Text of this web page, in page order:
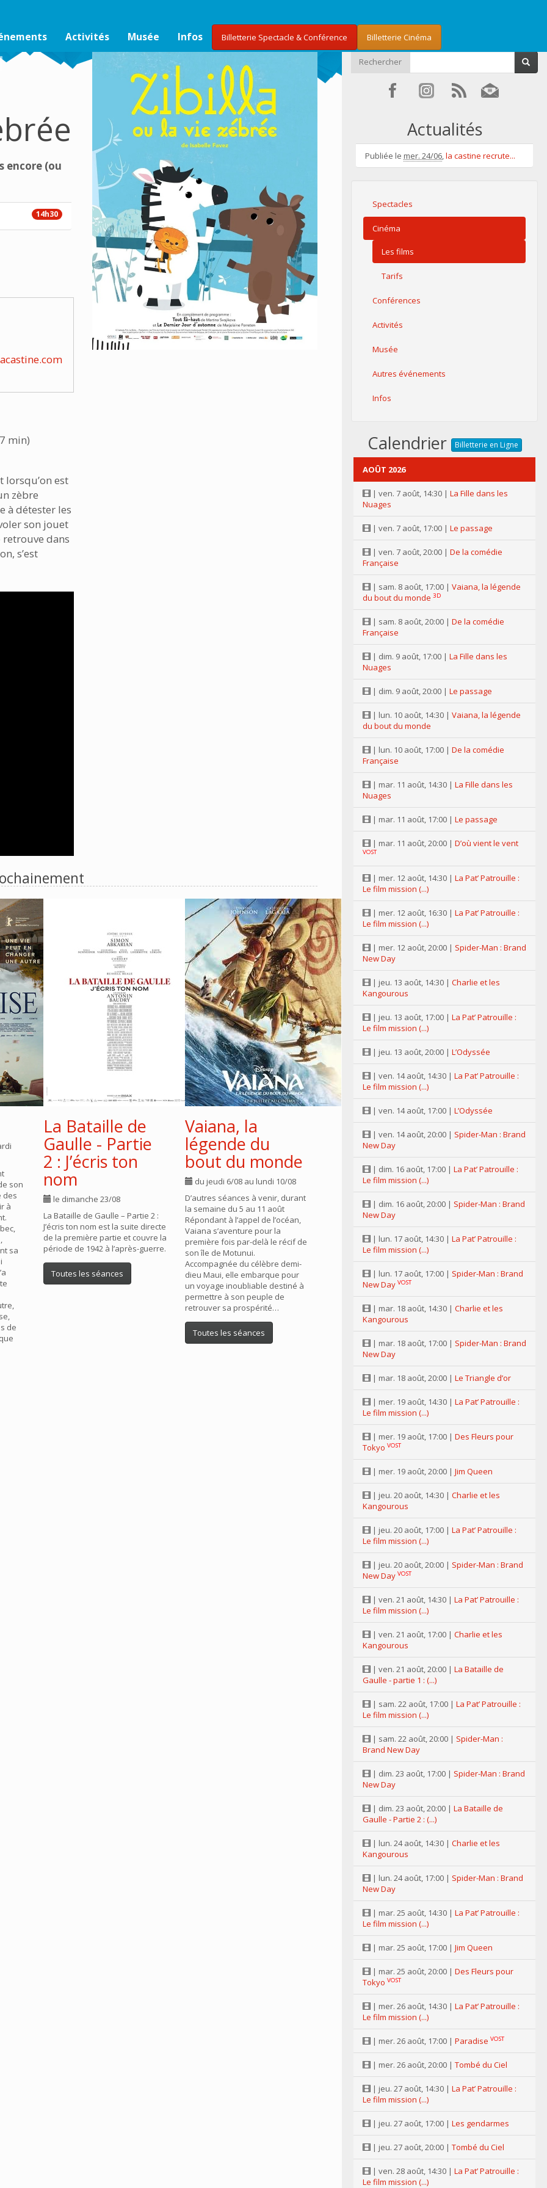
Activités Musée Infos Billetterie Spectacle & Conférence Billetterie Cinéma
encore (ou
14h30
min)
lorsqu’on est
zèbre
à détester les
son jouet
dans
s’est
son
des
à
sa
de
La Bataille de
Gaulle - Partie
2 : J’écris ton
nom
le dimanche 23/08
La Bataille de Gaulle – Partie 2 :
J’écris ton nom est la suite directe
de la première partie et couvre la
période de 1942 à l’après-guerre.
Toutes les séances
Vaiana, la
légende du
bout du monde
du jeudi 6/08 au lundi 10/08
D’autres séances à venir, durant
la semaine du 5 au 11 août
Répondant à l’appel de l’océan,
Vaiana s’aventure pour la
première fois par-delà le récif de
son île de Motunui.
Accompagnée du célèbre demi-
dieu Maui, elle embarque pour
un voyage inoubliable destiné à
permettre à son peuple de
retrouver sa prospérité…
Toutes les séances
Rechercher
Actualités
Publiée le mer. 24/06,la castine recrute...
Spectacles
Cinéma
Les films
Tarifs
Conférences
Activités
Musée
Autres événements
Infos
Calendrier Billetterie en Ligne
AOÛT 2026
| ven. 7 août, 14:30 | La Fille dans les
Nuages
| ven. 7 août, 17:00 | Le passage
| ven. 7 août, 20:00 | De la comédie
Française
| sam. 8 août, 17:00 | Vaiana, la légende
du bout du monde 3D
| sam. 8 août, 20:00 | De la comédie
Française
| dim. 9 août, 17:00 | La Fille dans les
Nuages
| dim. 9 août, 20:00 | Le passage
| lun. 10 août, 14:30 | Vaiana, la légende
du bout du monde
| lun. 10 août, 17:00 | De la comédie
Française
| mar. 11 août, 14:30 | La Fille dans les
Nuages
| mar. 11 août, 17:00 | Le passage
| mar. 11 août, 20:00 | D’où vient le vent
VOST
| mer. 12 août, 14:30 | La Pat’ Patrouille :
Le film mission (...)
| mer. 12 août, 16:30 | La Pat’ Patrouille :
Le film mission (...)
| mer. 12 août, 20:00 | Spider-Man : Brand
New Day
| jeu. 13 août, 14:30 | Charlie et les
Kangourous
| jeu. 13 août, 17:00 | La Pat’ Patrouille :
Le film mission (...)
| jeu. 13 août, 20:00 | L’Odyssée
| ven. 14 août, 14:30 | La Pat’ Patrouille :
Le film mission (...)
| ven. 14 août, 17:00 | L’Odyssée
| ven. 14 août, 20:00 | Spider-Man : Brand
New Day
| dim. 16 août, 17:00 | La Pat’ Patrouille :
Le film mission (...)
| dim. 16 août, 20:00 | Spider-Man : Brand
New Day
| lun. 17 août, 14:30 | La Pat’ Patrouille :
Le film mission (...)
| lun. 17 août, 17:00 | Spider-Man : Brand
New Day VOST
| mar. 18 août, 14:30 | Charlie et les
Kangourous
| mar. 18 août, 17:00 | Spider-Man : Brand
New Day
| mar. 18 août, 20:00 | Le Triangle d’or
| mer. 19 août, 14:30 | La Pat’ Patrouille :
Le film mission (...)
| mer. 19 août, 17:00 | Des Fleurs pour
Tokyo VOST
| mer. 19 août, 20:00 | Jim Queen
| jeu. 20 août, 14:30 | Charlie et les
Kangourous
| jeu. 20 août, 17:00 | La Pat’ Patrouille :
Le film mission (...)
| jeu. 20 août, 20:00 | Spider-Man : Brand
New Day VOST
| ven. 21 août, 14:30 | La Pat’ Patrouille :
Le film mission (...)
| ven. 21 août, 17:00 | Charlie et les
Kangourous
| ven. 21 août, 20:00 | La Bataille de
Gaulle - partie 1 : (...)
| sam. 22 août, 17:00 | La Pat’ Patrouille :
Le film mission (...)
| sam. 22 août, 20:00 | Spider-Man :
Brand New Day
| dim. 23 août, 17:00 | Spider-Man : Brand
New Day
| dim. 23 août, 20:00 | La Bataille de
Gaulle - Partie 2 : (...)
| lun. 24 août, 14:30 | Charlie et les
Kangourous
| lun. 24 août, 17:00 | Spider-Man : Brand
New Day
| mar. 25 août, 14:30 | La Pat’ Patrouille :
Le film mission (...)
| mar. 25 août, 17:00 | Jim Queen
| mar. 25 août, 20:00 | Des Fleurs pour
Tokyo VOST
| mer. 26 août, 14:30 | La Pat’ Patrouille :
Le film mission (...)
| mer. 26 août, 17:00 | Paradise VOST
| mer. 26 août, 20:00 | Tombé du Ciel
| jeu. 27 août, 14:30 | La Pat’ Patrouille :
Le film mission (...)
| jeu. 27 août, 17:00 | Les gendarmes
| jeu. 27 août, 20:00 | Tombé du Ciel
| ven. 28 août, 14:30 | La Pat’ Patrouille :
Le film mission (...)